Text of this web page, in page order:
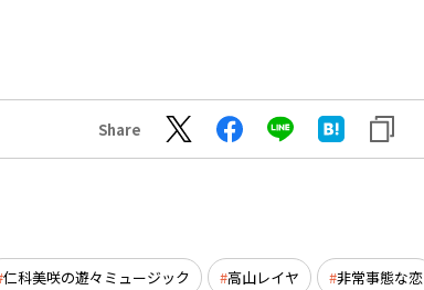
Share
仁科美咲の遊々ミュージック 高山レイヤ 非常事態な恋